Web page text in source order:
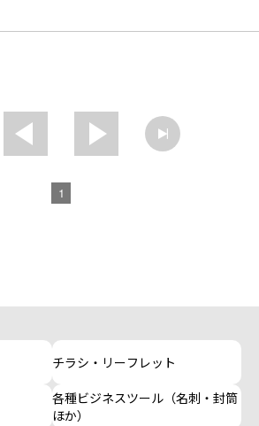
1
チラシ・リーフレット
各種ビジネスツール（名刺・封筒
ほか）